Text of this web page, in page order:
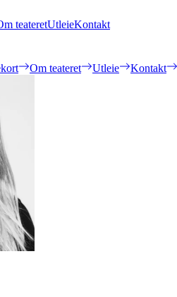
teateretUtleieKontakt
Om teateret Utleie Kontakt